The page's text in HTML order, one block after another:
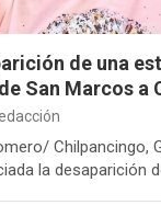
de una
San Marcos a
Chilpancingo,
la desaparición